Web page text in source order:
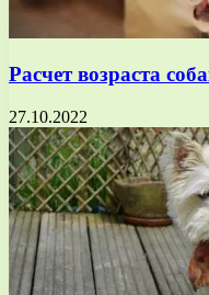
Расчет возраста
27.10.2022